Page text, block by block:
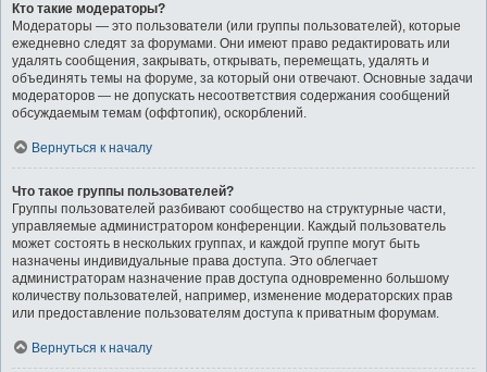
Кто такие модераторы?
Модераторы — это пользователи (или группы пользователей), которые
ежедневно следят за форумами. Они имеют право редактировать или
удалять сообщения, закрывать, открывать, перемещать, удалять и
объединять темы на форуме, за который они отвечают. Основные задачи
модераторов — не допускать несоответствия содержания сообщений
обсуждаемым темам (оффтопик), оскорблений.
Вернуться к началу
Что такое группы пользователей?
Группы пользователей разбивают сообщество на структурные части,
управляемые администратором конференции. Каждый пользователь
может состоять в нескольких группах, и каждой группе могут быть
назначены индивидуальные права доступа. Это облегчает
администраторам назначение прав доступа одновременно большому
количеству пользователей, например, изменение модераторских прав
или предоставление пользователям доступа к приватным форумам.
Вернуться к началу